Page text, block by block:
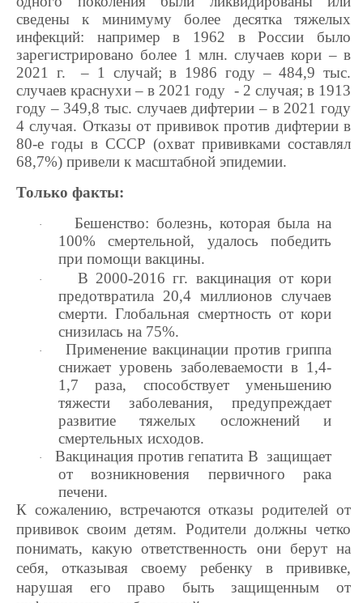
сведены к минимуму более десятка тяжелых
инфекций: например в 1962 в России было
зарегистрировано более 1 млн. случаев кори – в
2021 г. – 1 случай; в 1986 году – 484,9 тыс.
случаев краснухи – в 2021 году - 2 случая; в 1913
году – 349,8 тыс. случаев дифтерии – в 2021 году
4 случая. Отказы от прививок против дифтерии в
80-е годы в СССР (охват прививками составлял
68,7%) привели к масштабной эпидемии.
Только факты:
·
Бешенство: болезнь, которая была на
100% смертельной, удалось победить
при помощи вакцины.
·
В 2000-2016 гг. вакцинация от кори
предотвратила 20,4 миллионов случаев
смерти. Глобальная смертность от кори
снизилась на 75%.
·
Применение вакцинации против гриппа
снижает уровень заболеваемости в 1,4-
1,7 раза, способствует уменьшению
тяжести заболевания, предупреждает
развитие тяжелых осложнений и
смертельных исходов.
·
Вакцинация против гепатита В защищает
от возникновения первичного рака
печени.
К сожалению, встречаются отказы родителей от
прививок своим детям. Родители должны четко
понимать, какую ответственность они берут на
себя, отказывая своему ребенку в прививке,
нарушая его право быть защищенным от